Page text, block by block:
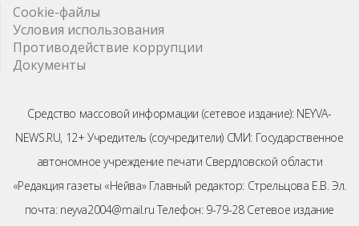
Cookie-файлы
Условия использования
Противодействие коррупции
Документы
Средство массовой информации (сетевое издание): NEYVA-
NEWS.RU, 12+ Учредитель (соучредители) СМИ: Государственное
автономное учреждение печати Свердловской области
«Редакция газеты «Нейва» Главный редактор: Стрельцова Е.В. Эл.
почта: neyva2004@mail.ru Телефон: 9-79-28 Сетевое издание